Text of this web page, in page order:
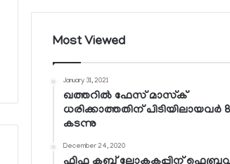
Most Viewed
January 31, 2021
ഖത്തറില്‍ ഫേസ് മാസ്‌ക്
ധരിക്കാത്തതിന് പിടിയിലായവര്‍
കടന്നു
December 24, 2020